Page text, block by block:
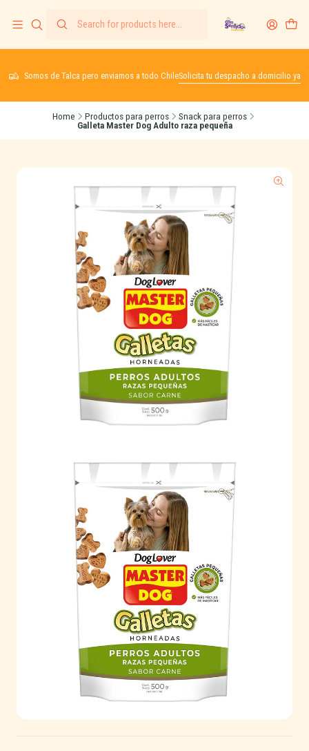
Somos de Talca pero enviamos a todo ChileSolicita tu despacho a domicilio ya
Home Productos para perros
Snack para perros
Galleta Master Dog Adulto raza pequeña